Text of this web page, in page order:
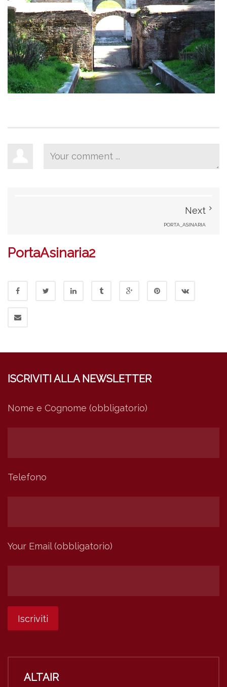
Next
PORTA_ASINARIA
PortaAsinaria2
ISCRIVITI ALLA NEWSLETTER
Nome e Cognome (obbligatorio)
Telefono
Your Email (obbligatorio)
ALTAIR